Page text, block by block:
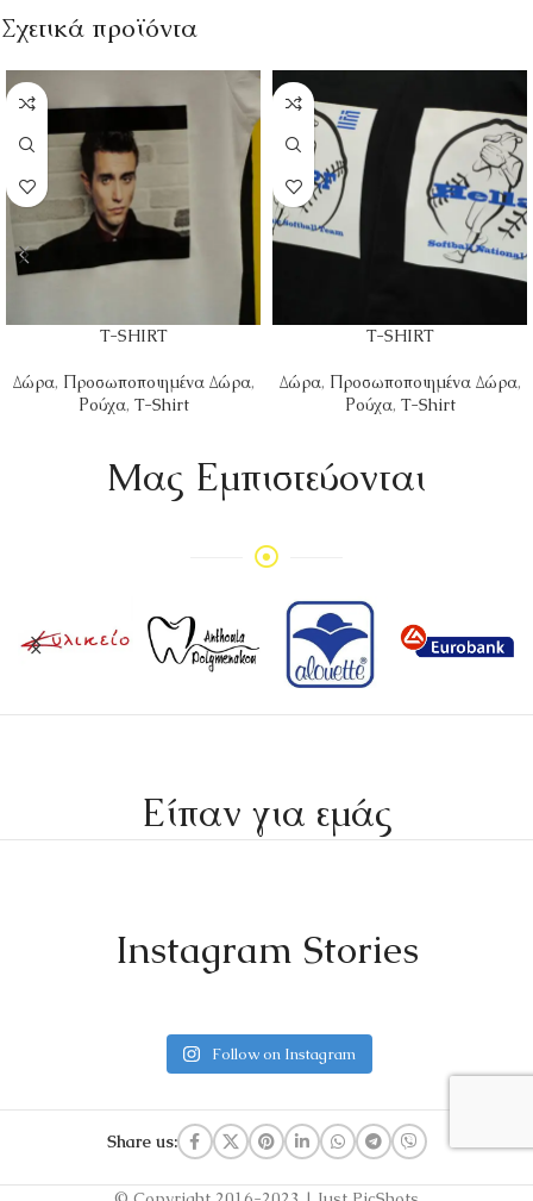
Σχετικά προϊόντα
T-SHIRT
Δώρα, Προσωποποιημένα Δώρα,
Ρούχα, T-Shirt
T-SHIRT
Δώρα, Προσωποποιημένα Δώρα,
Ρούχα, T-Shirt
Mας Εμπιστεύονται
Είπαν για εμάς
Instagram Stories
Follow on Instagram
Share us: